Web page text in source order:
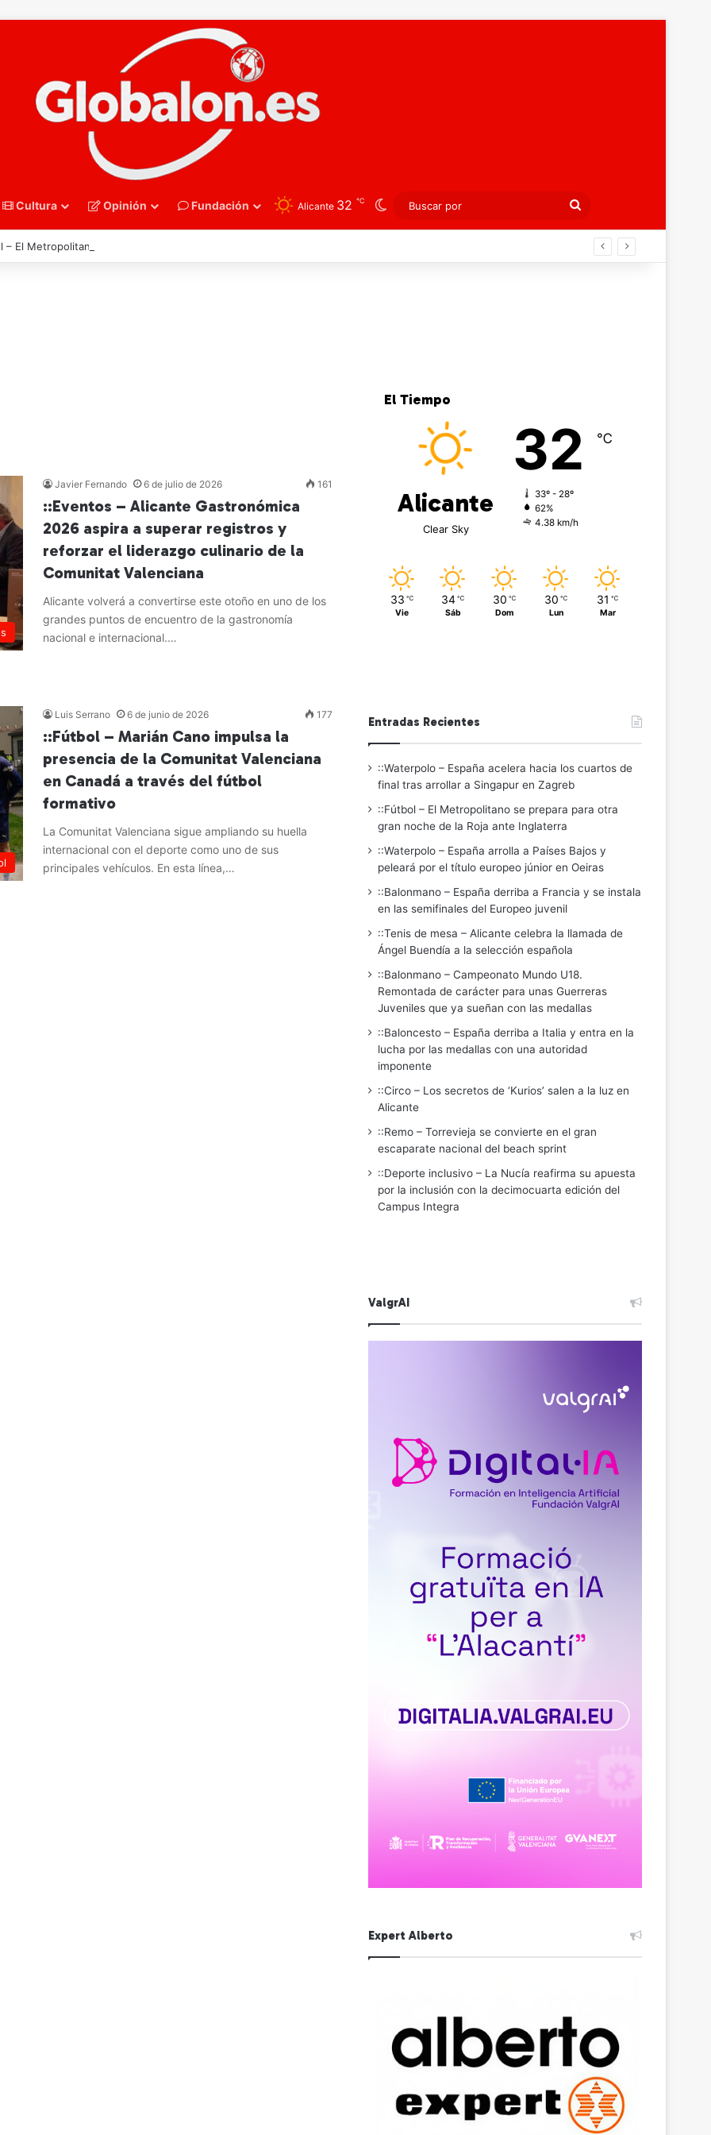
Cultura Opinión Fundación Alicante 32 ℃ Switch skin
Buscar
por
– El Metropolitano se prepara para otra gran noche de la Roja ante Inglaterra
Javier Fernando 6 de julio de 2026 161
::Eventos – Alicante Gastronómica
2026 aspira a superar registros y
reforzar el liderazgo culinario de la
Comunitat Valenciana
Alicante volverá a convertirse este otoño en uno de los
grandes puntos de encuentro de la gastronomía
nacional e internacional.…
Luis Serrano 6 de junio de 2026 177
::Fútbol – Marián Cano impulsa la
presencia de la Comunitat Valenciana
en Canadá a través del fútbol
formativo
La Comunitat Valenciana sigue ampliando su huella
internacional con el deporte como uno de sus
principales vehículos. En esta línea,…
El Tiempo
Alicante
Clear Sky
32 ℃
33º - 28º
62%
4.38 km/h
33 ℃
Vie
34 ℃
Sáb
30 ℃
Dom
30 ℃
Lun
31 ℃
Mar
Entradas Recientes
::Waterpolo – España acelera hacia los cuartos de
final tras arrollar a Singapur en Zagreb
::Fútbol – El Metropolitano se prepara para otra
gran noche de la Roja ante Inglaterra
::Waterpolo – España arrolla a Países Bajos y
peleará por el título europeo júnior en Oeiras
::Balonmano – España derriba a Francia y se instala
en las semifinales del Europeo juvenil
::Tenis de mesa – Alicante celebra la llamada de
Ángel Buendía a la selección española
::Balonmano – Campeonato Mundo U18.
Remontada de carácter para unas Guerreras
Juveniles que ya sueñan con las medallas
::Baloncesto – España derriba a Italia y entra en la
lucha por las medallas con una autoridad
imponente
::Circo – Los secretos de ‘Kurios’ salen a la luz en
Alicante
::Remo – Torrevieja se convierte en el gran
escaparate nacional del beach sprint
::Deporte inclusivo – La Nucía reafirma su apuesta
por la inclusión con la decimocuarta edición del
Campus Integra
ValgrAI
Expert Alberto